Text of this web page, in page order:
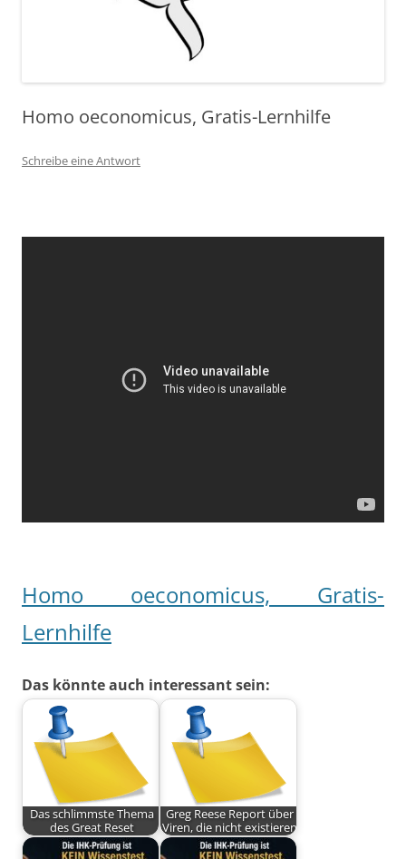
Homo oeconomicus, Gratis-Lernhilfe
Schreibe eine Antwort
Homo oeconomicus, Gratis-
Lernhilfe
Das könnte auch interessant sein:
Das schlimmste Thema
des Great Reset
Greg Reese Report über
Viren, die nicht existieren